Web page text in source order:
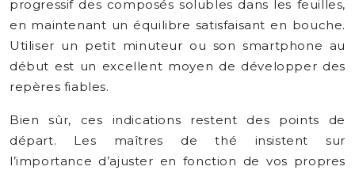
progressif des composés solubles dans les feuilles,
en maintenant un équilibre satisfaisant en bouche.
Utiliser un petit minuteur ou son smartphone au
début est un excellent moyen de développer des
repères fiables.
Bien sûr, ces indications restent des points de
départ. Les maîtres de thé insistent sur
l’importance d’ajuster en fonction de vos propres